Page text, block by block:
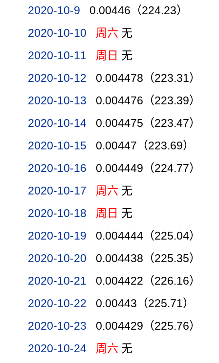
2020-10-9
0.00446（224.23）
2020-10-10
周六 无
2020-10-11
周日 无
2020-10-12
0.004478（223.31）
2020-10-13
0.004476（223.39）
2020-10-14
0.004475（223.47）
2020-10-15
0.00447（223.69）
2020-10-16
0.004449（224.77）
2020-10-17
周六 无
2020-10-18
周日 无
2020-10-19
0.004444（225.04）
2020-10-20
0.004438（225.35）
2020-10-21
0.004422（226.16）
2020-10-22
0.00443（225.71）
2020-10-23
0.004429（225.76）
2020-10-24
周六 无